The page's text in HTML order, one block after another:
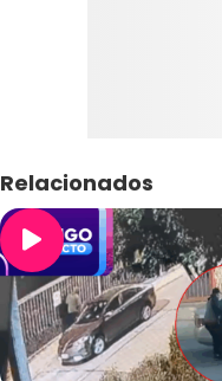
Relacionados